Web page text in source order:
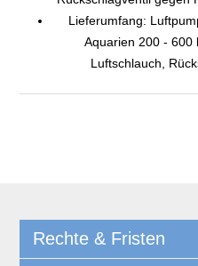
Lieferumfang:
Aquarien 200 - 600
Luftschlauch,
Rechte & Fristen